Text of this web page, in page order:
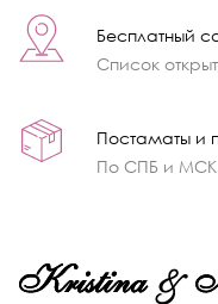
Бесплатный
Список
Постаматы и
По СПБ и МСК